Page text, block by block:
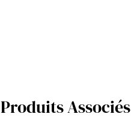
Produits Associés